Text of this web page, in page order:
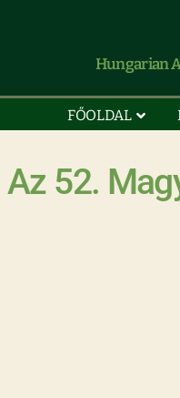
Hungarian
FŐOLDAL
Az 52.